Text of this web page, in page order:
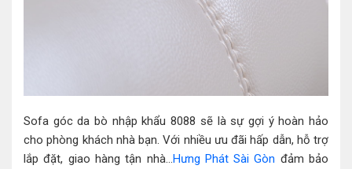
Sofa góc da bò nhập khẩu 8088 sẽ là sự gợi ý hoàn hảo
cho phòng khách nhà bạn. Với nhiều ưu đãi hấp dẫn, hỗ trợ
lắp đặt, giao hàng tận nhà… Hưng Phát Sài Gòn đảm bảo